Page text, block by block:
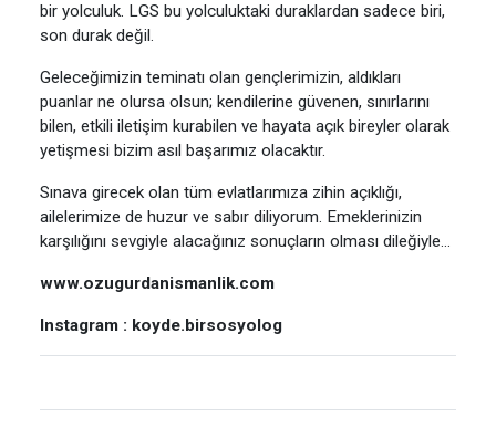
bir yolculuk. LGS bu yolculuktaki duraklardan sadece biri,
son durak değil.
Geleceğimizin teminatı olan gençlerimizin, aldıkları
puanlar ne olursa olsun; kendilerine güvenen, sınırlarını
bilen, etkili iletişim kurabilen ve hayata açık bireyler olarak
yetişmesi bizim asıl başarımız olacaktır.
Sınava girecek olan tüm evlatlarımıza zihin açıklığı,
ailelerimize de huzur ve sabır diliyorum. Emeklerinizin
karşılığını sevgiyle alacağınız sonuçların olması dileğiyle...
www.ozugurdanismanlik.com
Instagram : koyde.birsosyolog